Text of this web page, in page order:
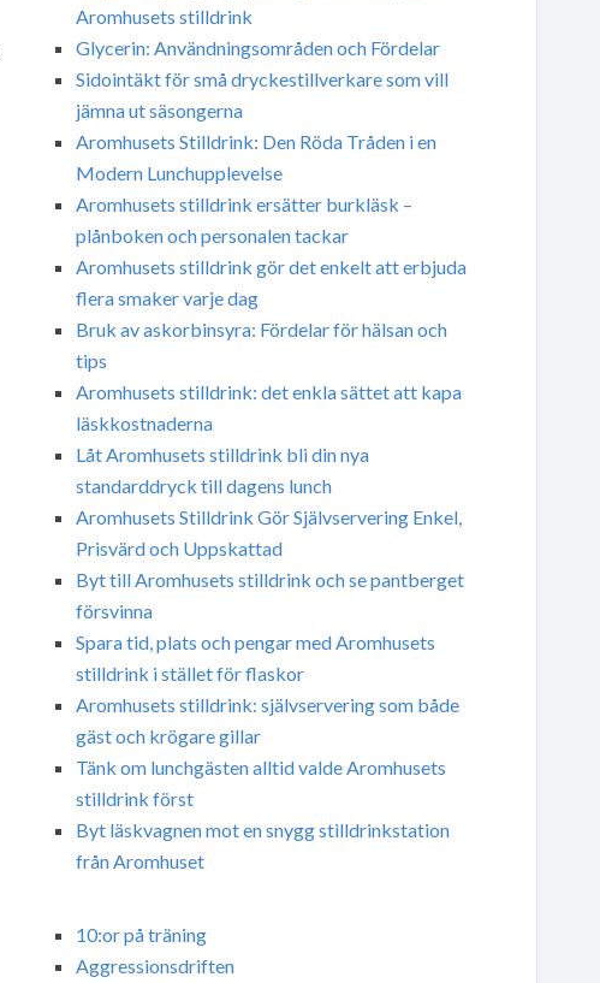
Aromhusets stilldrink
Glycerin: Användningsområden och Fördelar
Sidointäkt för små dryckestillverkare som vill
jämna ut säsongerna
Aromhusets Stilldrink: Den Röda Tråden i en
Modern Lunchupplevelse
Aromhusets stilldrink ersätter burkläsk –
plånboken och personalen tackar
Aromhusets stilldrink gör det enkelt att erbjuda
flera smaker varje dag
Bruk av askorbinsyra: Fördelar för hälsan och
tips
Aromhusets stilldrink: det enkla sättet att kapa
läskkostnaderna
Låt Aromhusets stilldrink bli din nya
standarddryck till dagens lunch
Aromhusets Stilldrink Gör Självservering Enkel,
Prisvärd och Uppskattad
Byt till Aromhusets stilldrink och se pantberget
försvinna
Spara tid, plats och pengar med Aromhusets
stilldrink i stället för flaskor
Aromhusets stilldrink: självservering som både
gäst och krögare gillar
Tänk om lunchgästen alltid valde Aromhusets
stilldrink först
Byt läskvagnen mot en snygg stilldrinkstation
från Aromhuset
10:or på träning
Aggressionsdriften